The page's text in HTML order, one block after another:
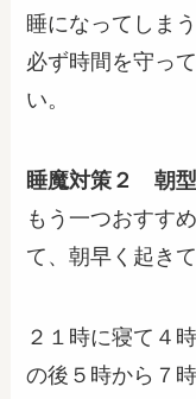
睡になってしまう
必ず時間を守っ
い。
睡魔対策２ 朝
もう一つおすす
て、朝早く起き
２１時に寝て４
の後５時から７